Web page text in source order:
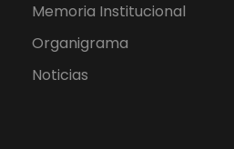
Memoria Institucional
Organigrama
Noticias